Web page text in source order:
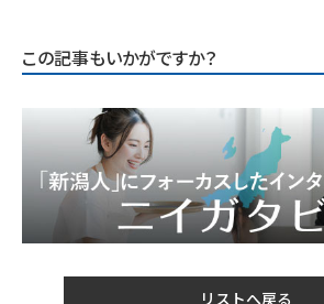
この記事もいかがですか？
リストへ戻る